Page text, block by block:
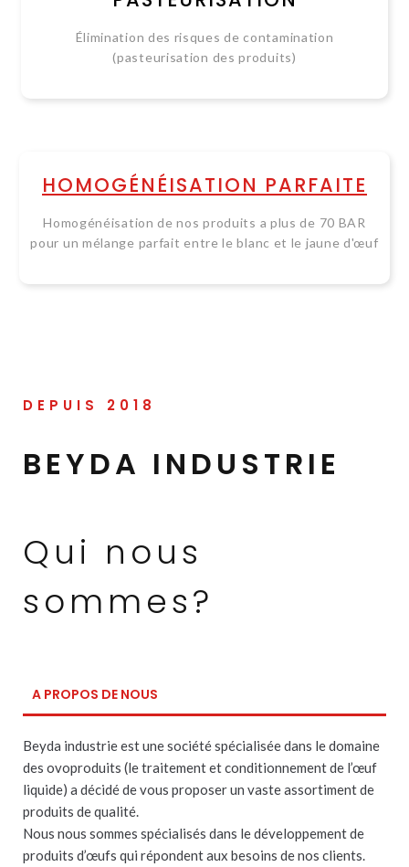
Élimination des risques de contamination
(pasteurisation des produits)
HOMOGÉNÉISATION PARFAITE
Homogénéisation de nos produits a plus de 70 BAR
pour un mélange parfait entre le blanc et le jaune d'œuf
DEPUIS 2018
BEYDA INDUSTRIE
Qui nous
sommes?
A PROPOS DE NOUS
Beyda industrie est une société spécialisée dans le domaine
des ovoproduits (le traitement et conditionnement de l’œuf
liquide) a décidé de vous proposer un vaste assortiment de
produits de qualité.
Nous nous sommes spécialisés dans le développement de
produits d’œufs qui répondent aux besoins de nos clients.